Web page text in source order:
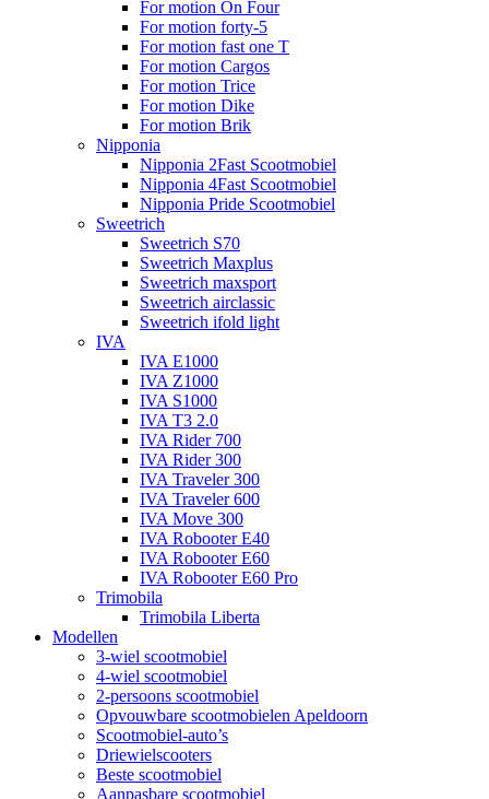
For motion On Four
For motion forty-5
For motion fast one T
For motion Cargos
For motion Trice
For motion Dike
For motion Brik
Nipponia
Nipponia 2Fast Scootmobiel
Nipponia 4Fast Scootmobiel
Nipponia Pride Scootmobiel
Sweetrich
Sweetrich S70
Sweetrich Maxplus
Sweetrich maxsport
Sweetrich airclassic
Sweetrich ifold light
IVA
IVA E1000
IVA Z1000
IVA S1000
IVA T3 2.0
IVA Rider 700
IVA Rider 300
IVA Traveler 300
IVA Traveler 600
IVA Move 300
IVA Robooter E40
IVA Robooter E60
IVA Robooter E60 Pro
Trimobila
Trimobila Liberta
Modellen
3-wiel scootmobiel
4-wiel scootmobiel
2-persoons scootmobiel
Opvouwbare scootmobielen Apeldoorn
Scootmobiel-auto’s
Driewielscooters
Beste scootmobiel
Aanpasbare scootmobiel